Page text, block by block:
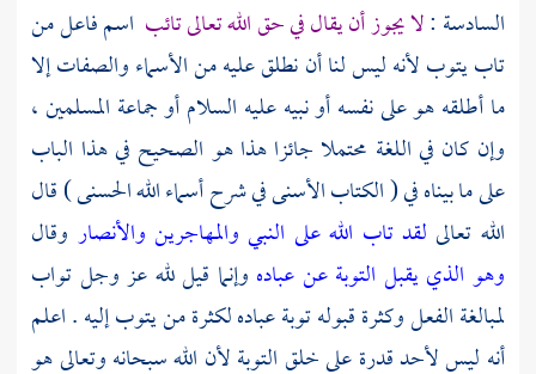
السادسة :لا يجوز أن يقال في حق الله تعالى تائب اسم فاعل من
تاب يتوب لأنه ليس لنا أن نطلق عليه من الأسماء والصفات إلا
ما أطلقه هو على نفسه أو نبيه عليه السلام أو جماعة المسلمين ،
وإن كان في اللغة محتملا جائزا هذا هو الصحيح في هذا الباب
على ما بيناه في ( الكتاب الأسنى في شرح أسماء الله الحسنى ) قال
الله تعالى لقد تاب الله على النبي والمهاجرين والأنصار وقال
وهو الذي يقبل التوبة عن عباده وإنما قيل لله عز وجل تواب
لمبالغة الفعل وكثرة قبوله توبة عباده لكثرة من يتوب إليه . اعلم
أنه ليس لأحد قدرة على خلق التوبة لأن الله سبحانه وتعالى هو